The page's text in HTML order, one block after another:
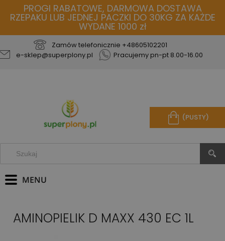
PROGI RABATOWE, DARMOWA DOSTAWA
RZEPAKU LUB JEDNEJ PACZKI DO 30KG ZA KAŻDE
WYDANE 1000 zł
Zamów telefonicznie +48605102201
e-sklep@superplony.pl
Pracujemy pn-pt 8.00-16.00
(PUSTY)
AMINOPIELIK D MAXX 430 EC 1L